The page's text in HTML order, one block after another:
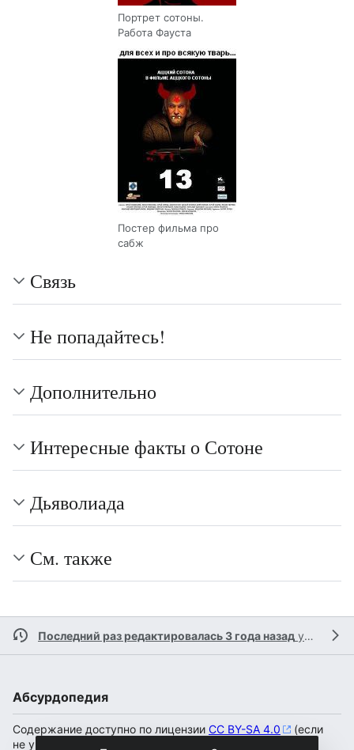
Портрет сотоны.
Работа Фауста
Постер фильма про
сабж
Связь
Не попадайтесь!
Дополнительно
Интересные факты о Сотоне
Дьяволиада
См. также
Последний раз редактировалась 3 года назад участником
Абсурдопедия
Содержание доступно по лицензии CC BY-SA 4.0
(если
не указано иное).